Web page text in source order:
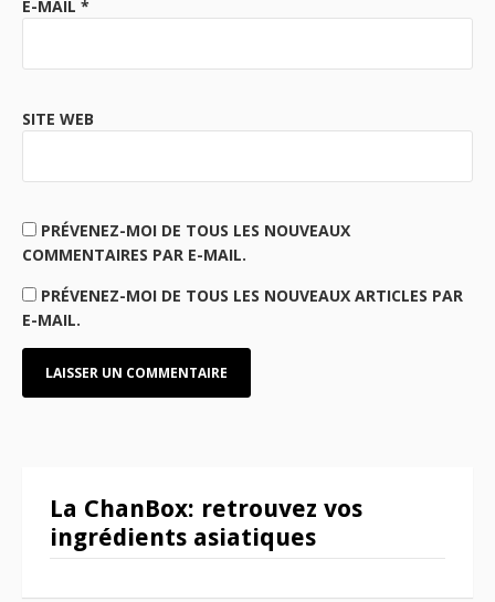
E-MAIL *
SITE WEB
PRÉVENEZ-MOI DE TOUS LES NOUVEAUX
COMMENTAIRES PAR E-MAIL.
PRÉVENEZ-MOI DE TOUS LES NOUVEAUX ARTICLES PAR
E-MAIL.
La ChanBox: retrouvez vos
ingrédients asiatiques